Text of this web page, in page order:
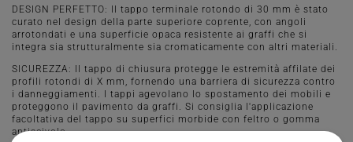
DESIGN PERFETTO: Il tappo terminale rotondo di 30 mm è stato
curato nel design della parte superiore coprente, con angoli
arrotondati e una superficie opaca resistente ai graffi che si
integra sia strutturalmente sia cromaticamente con altri materiali.
SICUREZZA: Il tappo di chiusura protegge le estremità affilate dei
profili rotondi di X mm, fornendo una barriera di sicurezza contro
i danneggiamenti. I tappi agevolano lo spostamento dei mobili e
proteggono il pavimento da graffi. Si consiglia l'applicazione
facoltativa del tappo su superfici morbide con feltro o gomma
antiscivolo.